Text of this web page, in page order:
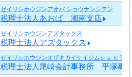
ゼイリシホウジンアオバ ショウナンシテン
税理士法人あおば 湘南支店
ゼイリシホウジンアズタックス
税理士法人アズタックス
ゼイリシホウジンオザキカイケイジムショ ヒラツ
税理士法人尾崎会計事務所 平塚事